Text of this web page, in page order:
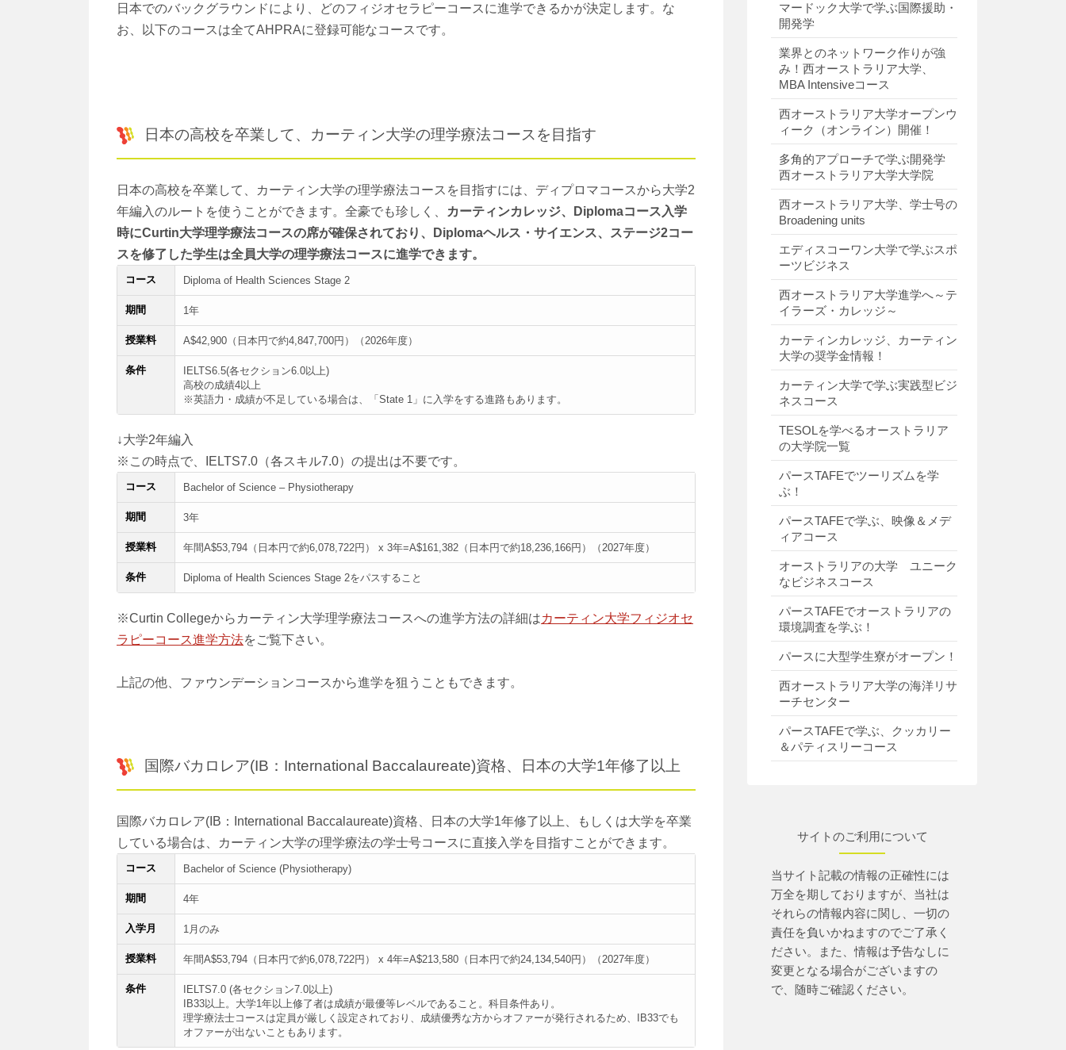
日本でのバックグラウンドにより、どのフィジオセラピーコースに進学できるかが決定します。な
お、以下のコースは全てAHPRAに登録可能なコースです。
日本の高校を卒業して、カーティン大学の理学療法コースを目指す
日本の高校を卒業して、カーティン大学の理学療法コースを目指すには、ディプロマコースから大学2
年編入のルートを使うことができます。全豪でも珍しく、
カーティンカレッジ、Diplomaコース入学
時にCurtin大学理学療法コースの席が確保されており、Diplomaヘルス・サイエンス、ステージ2コー
スを修了した学生は全員大学の理学療法コースに進学できます。
コース Diploma of Health Sciences Stage 2
期間 1年
授業料 A$42,900（日本円で約4,847,700円）（2026年度）
条件
IELTS6.5(各セクション6.0以上)
高校の成績4以上
※英語力・成績が不足している場合は、「State 1」に入学をする進路もあります。
↓大学2年編入
※この時点で、IELTS7.0（各スキル7.0）の提出は不要です。
コース Bachelor of Science – Physiotherapy
期間 3年
授業料 年間A$53,794（日本円で約6,078,722円） x 3年=A$161,382（日本円で約18,236,166円）（2027年度）
条件 Diploma of Health Sciences Stage 2をパスすること
※Curtin Collegeからカーティン大学理学療法コースへの進学方法の詳細はカーティン大学フィジオセ
ラピーコース進学方法をご覧下さい。
上記の他、ファウンデーションコースから進学を狙うこともできます。
国際バカロレア(IB：International Baccalaureate)資格、日本の大学1年修了以上
国際バカロレア(IB：International Baccalaureate)資格、日本の大学1年修了以上、もしくは大学を卒業
している場合は、カーティン大学の理学療法の学士号コースに直接入学を目指すことができます。
コース Bachelor of Science (Physiotherapy)
期間 4年
入学月 1月のみ
授業料 年間A$53,794（日本円で約6,078,722円） x 4年=A$213,580（日本円で約24,134,540円）（2027年度）
条件
IELTS7.0 (各セクション7.0以上)
IB33以上。大学1年以上修了者は成績が最優等レベルであること。科目条件あり。
理学療法士コースは定員が厳しく設定されており、成績優秀な方からオファーが発行されるため、IB33でも
オファーが出ないこともあります。
マードック大学で学ぶ国際援助・
開発学
業界とのネットワーク作りが強
み！西オーストラリア大学、
MBA Intensiveコース
西オーストラリア大学オープンウ
ィーク（オンライン）開催！
多角的アプローチで学ぶ開発学
西オーストラリア大学大学院
西オーストラリア大学、学士号の
Broadening units
エディスコーワン大学で学ぶスポ
ーツビジネス
西オーストラリア大学進学へ～テ
イラーズ・カレッジ～
カーティンカレッジ、カーティン
大学の奨学金情報！
カーティン大学で学ぶ実践型ビジ
ネスコース
TESOLを学べるオーストラリア
の大学院一覧
パースTAFEでツーリズムを学
ぶ！
パースTAFEで学ぶ、映像＆メデ
ィアコース
オーストラリアの大学 ユニーク
なビジネスコース
パースTAFEでオーストラリアの
環境調査を学ぶ！
パースに大型学生寮がオープン！
西オーストラリア大学の海洋リサ
ーチセンター
パースTAFEで学ぶ、クッカリー
＆パティスリーコース
サイトのご利用について
当サイト記載の情報の正確性には
万全を期しておりますが、当社は
それらの情報内容に関し、一切の
責任を負いかねますのでご了承く
ださい。また、情報は予告なしに
変更となる場合がございますの
で、随時ご確認ください。